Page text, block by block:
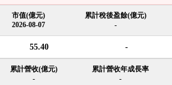
市值(億元)
2026-08-07
累計稅後盈餘(億元)
-
55.40 -
累計營收(億元)
-
累計營收年成長率
-